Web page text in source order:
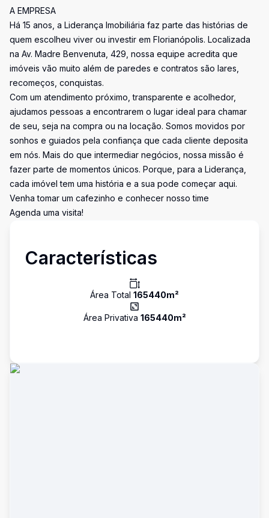
A EMPRESA
Há 15 anos, a Liderança Imobiliária faz parte das histórias de
quem escolheu viver ou investir em Florianópolis. Localizada
na Av. Madre Benvenuta, 429, nossa equipe acredita que
imóveis vão muito além de paredes e contratos são lares,
recomeços, conquistas.
Com um atendimento próximo, transparente e acolhedor,
ajudamos pessoas a encontrarem o lugar ideal para chamar
de seu, seja na compra ou na locação. Somos movidos por
sonhos e guiados pela confiança que cada cliente deposita
em nós. Mais do que intermediar negócios, nossa missão é
fazer parte de momentos únicos. Porque, para a Liderança,
cada imóvel tem uma história e a sua pode começar aqui.
Venha tomar um cafezinho e conhecer nosso time
Agenda uma visita!
Características
Área Total 165440m²
Área Privativa 165440m²